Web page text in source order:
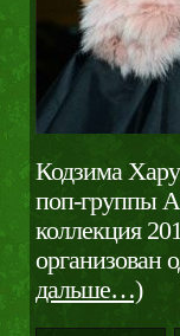
Кодзима
поп-группы
коллекция
организован
дальше…)